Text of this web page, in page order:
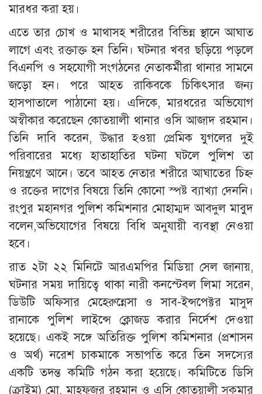
মারধর করা হয়।
এতে তার চোখ ও মাথাসহ শরীরের বিভিন্ন স্থানে আঘাত
লাগে এবং রক্তাক্ত হন তিনি। ঘটনার খবর ছড়িয়ে পড়লে
বিএনপি ও সহযোগী সংগঠনের নেতাকর্মীরা থানার সামনে
জড়ো হন। পরে আহত রাকিবকে চিকিৎসার জন্য
হাসপাতালে পাঠানো হয়। এদিকে, মারধরের অভিযোগ
অস্বীকার করেছেন কোতয়ালী থানার ওসি আজাদ রহমান।
তিনি দাবি করেন, উদ্ধার হওয়া প্রেমিক যুগলের দুই
পরিবারের মধ্যে হাতাহাতির ঘটনা ঘটলে পুলিশ তা
নিয়ন্ত্রণে আনে। তবে আহত নেতার শরীরে আঘাতের চিহ্ন
ও রক্তের দাগের বিষয়ে তিনি কোনো স্পষ্ট ব্যাখ্যা দেননি।
রংপুর মহানগর পুলিশ কমিশনার মোহাম্মদ আবদুল মাবুদ
বলেন,অভিযোগের বিষয়ে বিধি অনুযায়ী ব্যবস্থা নেওয়া
হবে।
রাত ২টা ২২ মিনিটে আরএমপির মিডিয়া সেল জানায়,
ঘটনার সময় দায়িত্বে থাকা নারী কনস্টেবল লিমা সরেন,
ডিউটি অফিসার মেহেরুন্নেসা ও সাব-ইন্সপেক্টর মাসুদ
রানাকে পুলিশ লাইন্সে ক্লোজড করার নির্দেশ দেওয়া
হয়েছে। একই সঙ্গে অতিরিক্ত পুলিশ কমিশনার (প্রশাসন
ও অর্থ) নরেশ চাকমাকে সভাপতি করে তিন সদস্যের
একটি তদন্ত কমিটি গঠন করা হয়েছে। কমিটিতে ডিসি
(ক্রাইম) মো. মাহফুজুর রহমান ও এসি কোতয়ালী সুকুমার